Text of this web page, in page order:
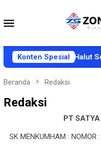
konten
Konten Spesial
dan Pemkab Halut
Beranda Redaksi
Redaksi
PT
SK MENKUMHAM :